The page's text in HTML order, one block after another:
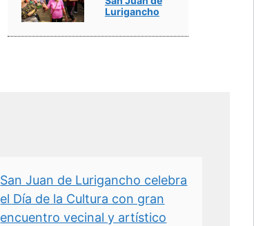
Lurigancho
San Juan de Lurigancho celebra
el Día de la Cultura con gran
encuentro vecinal y artístico